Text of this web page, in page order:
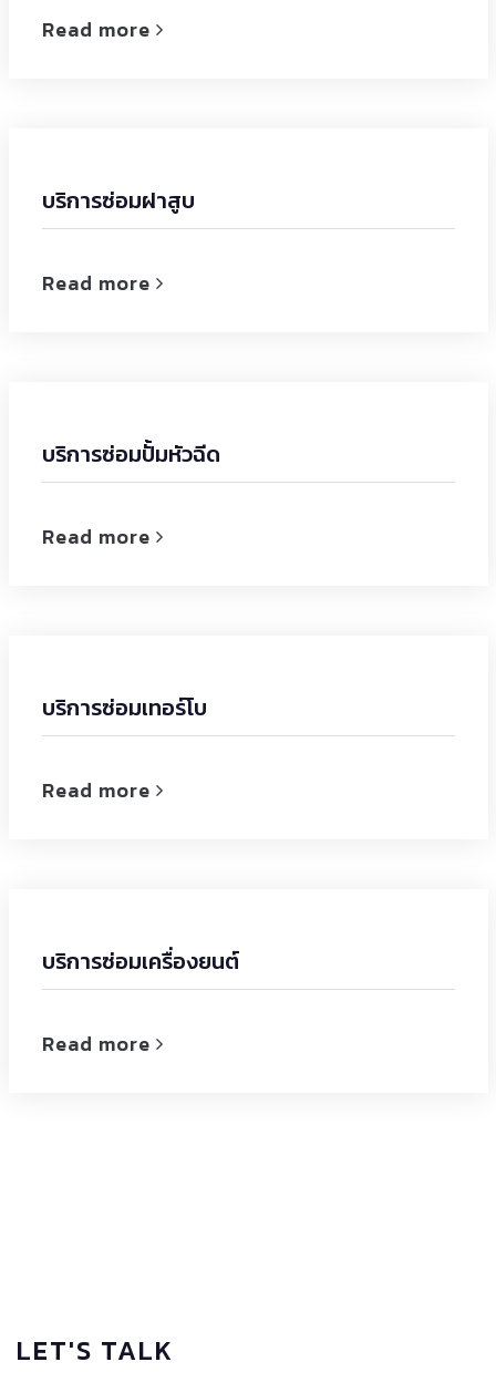
Read more
บริการซ่อมฝาสูบ
Read more
บริการซ่อมปั้มหัวฉีด
Read more
บริการซ่อมเทอร์โบ
Read more
บริการซ่อมเครื่องยนต์
Read more
LET'S TALK